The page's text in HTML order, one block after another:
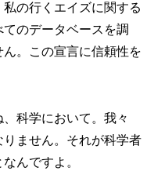
の行くエイズに関する
のデータベースを調
。この宣言に信頼性を
科学において。我々
ません。それが科学者
んですよ。